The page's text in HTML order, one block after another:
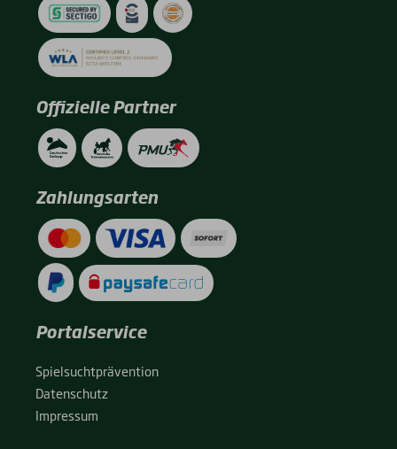
Offizielle Partner
Zahlungsarten
Portalservice
Spiel­sucht­prä­ven­ti­on
Daten­schutz
Impres­sum